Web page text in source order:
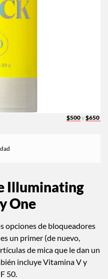
$500y$650
Illuminating
One
opciones de bloqueadores
un primer (de nuevo,
de mica que le dan un
incluye Vitamina V y
50.